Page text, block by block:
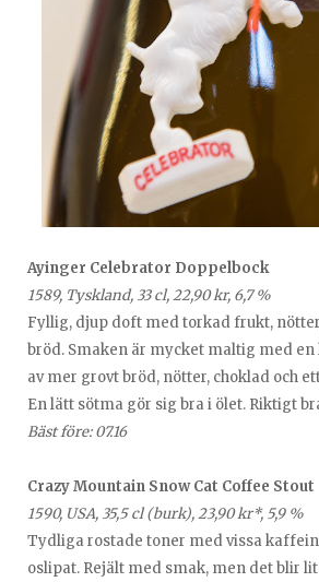
Ayinger Celebrator Doppelbock
1589, Tyskland, 33 cl, 22,90 kr, 6,7 %
Fyllig, djup doft med torkad frukt,
bröd. Smaken är mycket maltig med
av mer grovt bröd, nötter, choklad och
En lätt sötma gör sig bra i ölet. Riktigt
Bäst före: 07.16
Crazy Mountain Snow Cat Coffee Stout
1590, USA, 35,5 cl (burk), 23,90 kr*, 5,9 %
Tydliga rostade toner med vissa
oslipat. Rejält med smak, men det blir